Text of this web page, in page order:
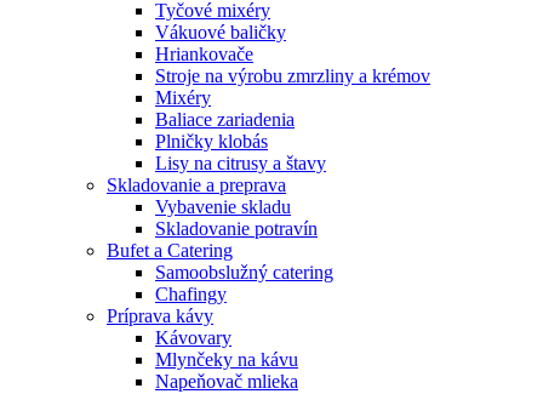
Tyčové mixéry
Vákuové baličky
Hriankovače
Stroje na výrobu zmrzliny a krémov
Mixéry
Baliace zariadenia
Plničky klobás
Lisy na citrusy a štavy
Skladovanie a preprava
Vybavenie skladu
Skladovanie potravín
Bufet a Catering
Samoobslužný catering
Chafingy
Príprava kávy
Kávovary
Mlynčeky na kávu
Napeňovač mlieka